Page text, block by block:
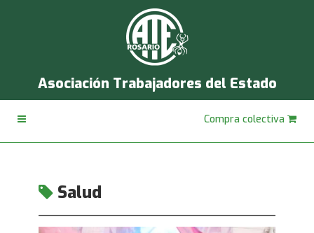
Asociación Trabajadores del Estado
Compra colectiva
Salud